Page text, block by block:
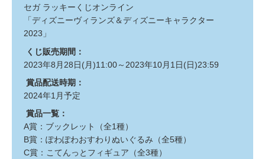
セガ ラッキーくじオンライン
「ディズニーヴィランズ＆ディズニーキャラクター
2023」
くじ販売期間：
2023年8月28日(月)11:00～2023年10月1日(日)23:59
賞品配送時期：
2024年1月予定
賞品一覧：
A賞：ブックレット（全1種）
B賞：ぽわぽわおすわりぬいぐるみ（全5種）
C賞：こてんっとフィギュア（全3種）